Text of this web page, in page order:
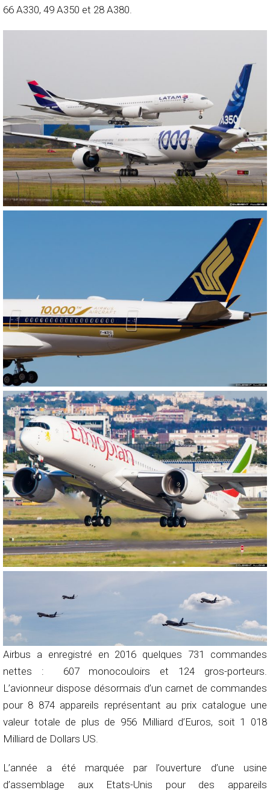
66 A330, 49 A350 et 28 A380.
Airbus a enregistré en 2016 quelques 731 commandes
nettes : 607 monocouloirs et 124 gros-porteurs.
L’avionneur dispose désormais d’un carnet de commandes
pour 8 874 appareils représentant au prix catalogue une
valeur totale de plus de 956 Milliard d’Euros, soit 1 018
Milliard de Dollars US.
L’année a été marquée par l’ouverture d’une usine
d’assemblage aux Etats-Unis pour des appareils